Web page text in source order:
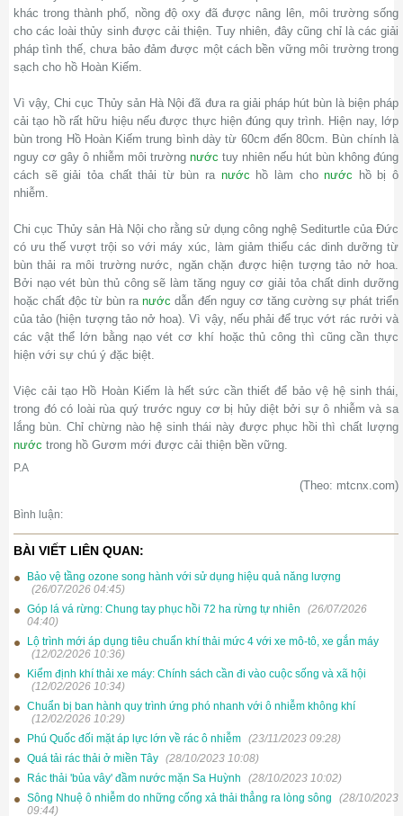
khác trong thành phố, nồng độ oxy đã được nâng lên, môi trường sống
cho các loài thủy sinh được cải thiện. Tuy nhiên, đây cũng chỉ là các giải
pháp tình thế, chưa bảo đảm được một cách bền vững môi trường trong
sạch cho hồ Hoàn Kiếm.
Vì vậy, Chi cục Thủy sản Hà Nội đã đưa ra giải pháp hút bùn là biện pháp
cải tạo hồ rất hữu hiệu nếu được thực hiện đúng quy trình. Hiện nay, lớp
bùn trong Hồ Hoàn Kiếm trung bình dày từ 60cm đến 80cm. Bùn chính là
nguy cơ gây ô nhiễm môi trường nước tuy nhiên nếu hút bùn không đúng
cách sẽ giải tỏa chất thải từ bùn ra nước hồ làm chonước hồ bị ô
nhiễm.
Chi cục Thủy sản Hà Nội cho rằng sử dụng công nghệ Sediturtle của Đức
có ưu thế vượt trội so với máy xúc, làm giảm thiểu các dinh dưỡng từ
bùn thải ra môi trường nước, ngăn chặn được hiện tượng tảo nở hoa.
Bởi nạo vét bùn thủ công sẽ làm tăng nguy cơ giải tỏa chất dinh dưỡng
hoặc chất độc từ bùn ra nướcdẫn đến nguy cơ tăng cường sự phát triển
của tảo (hiện tượng tảo nở hoa). Vì vậy, nếu phải để trục vớt rác rưởi và
các vật thể lớn bằng nạo vét cơ khí hoặc thủ công thì cũng cần thực
hiện với sự chú ý đặc biệt.
Việc cải tạo Hồ Hoàn Kiếm là hết sức cần thiết để bảo vệ hệ sinh thái,
trong đó có loài rùa quý trước nguy cơ bị hủy diệt bởi sự ô nhiễm và sa
lắng bùn. Chỉ chừng nào hệ sinh thái này được phục hồi thì chất lượng
nước trong hồ Gươm mới được cải thiện bền vững.
P.A
(Theo: mtcnx.com)
Bình luận:
BÀI VIẾT LIÊN QUAN:
Bảo vệ tầng ozone song hành với sử dụng hiệu quả năng lượng
(26/07/2026 04:45)
Góp lá vá rừng: Chung tay phục hồi 72 ha rừng tự nhiên
(26/07/2026
04:40)
Lộ trình mới áp dụng tiêu chuẩn khí thải mức 4 với xe mô-tô, xe gắn máy
(12/02/2026 10:36)
Kiểm định khí thải xe máy: Chính sách cần đi vào cuộc sống và xã hội
(12/02/2026 10:34)
Chuẩn bị ban hành quy trình ứng phó nhanh với ô nhiễm không khí
(12/02/2026 10:29)
Phú Quốc đối mặt áp lực lớn về rác ô nhiễm (23/11/2023 09:28)
Quá tải rác thải ở miền Tây (28/10/2023 10:08)
Rác thải 'bủa vây' đầm nước mặn Sa Huỳnh
(28/10/2023 10:02)
Sông Nhuệ ô nhiễm do những cống xả thải thẳng ra lòng sông
(28/10/2023
09:44)